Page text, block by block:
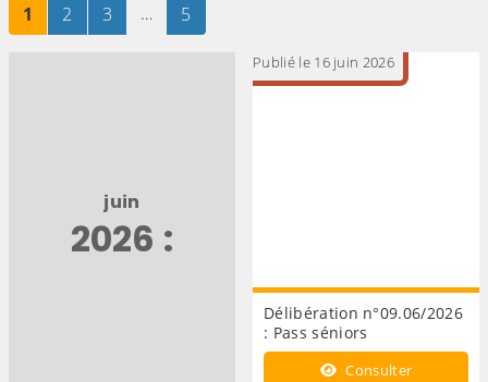
Page
1 sur 5Page
2 sur 5Page
3sur 5
… Page
5
juin
2026 :
Publié le 16 juin 2026
Délibération n°09.06/2026
: Pass séniors
Consulter